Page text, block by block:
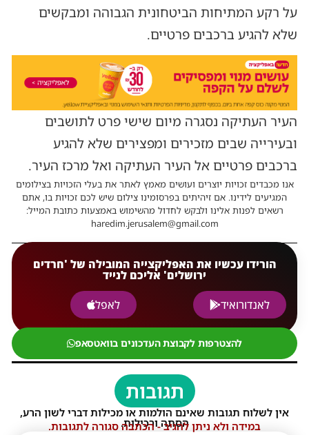
על רקע המתיחות הביטחונית הגבוהה ומבקשים
שלא להגיע ברכבים פרטיים.
העיר העתיקה נסגרה מיום שישי פרט לתושבים
ובעירייה שבים מזכירים ומפצירים שלא להגיע
ברכבים פרטיים אל העיר העתיקה ואל מרכז העיר.
אנו מכבדים זכויות יוצרים ועושים מאמץ לאתר את בעלי הזכויות בצילומים
המגיעים לידינו. אם זיהיתים בפרסומינו צילום שיש לכם זכויות בו, אתם
רשאים לפנות אלינו ולבקש לחדול מהשימוש באמצעות כתובת המייל:
haredim.jerusalem@gmail.com
הורידו עכשיו את האפליקצייה המובילה של 'חרדים
ירושלים' אליכם לנייד
לאנדורואיד
לאפל
להצטרפות לקבוצת העדכונים בוואטסאפ
תגובות
אין לשלוח תגובות שאינם הולמות או מכילות דברי לשון הרע,
הסתה ורכילות.
במידה ולא ניתן להגיב - הכתבה סגורה לתגובות.